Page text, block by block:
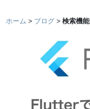
ホーム ブログ 検索機能